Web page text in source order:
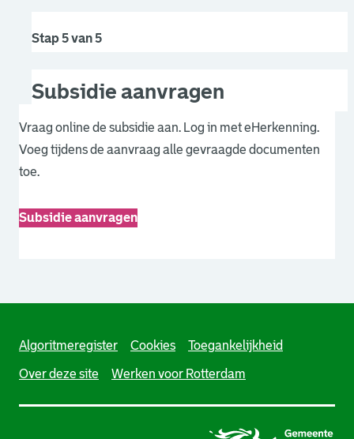
Stap 5 van 5
Subsidie aanvragen
Vraag online de subsidie aan. Log in met eHerkenning.
Voeg tijdens de aanvraag alle gevraagde documenten
toe.
Subsidie aanvragen
. Link opent een externe pagina in een nieuw
Algoritmeregister Cookies Toegankelijkheid
Over deze site Werken voor Rotterdam